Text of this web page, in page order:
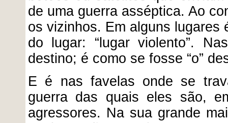
de uma guerra asséptica. Ao
os vizinhos. Em alguns lugares
do lugar: “lugar violento”.
destino; é como se fosse “o”
E é nas favelas onde se
guerra das quais eles são,
agressores. Na sua grande